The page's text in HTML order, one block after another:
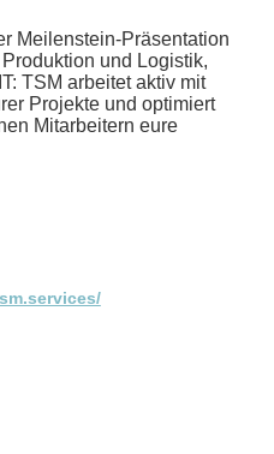
Meilenstein-Präsentation
und Logistik,
TSM arbeitet aktiv mit
Projekte und optimiert
Mitarbeitern eure